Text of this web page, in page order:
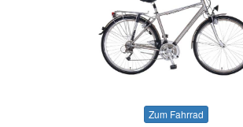
Zum Fahrrad